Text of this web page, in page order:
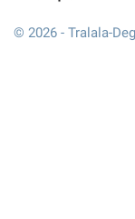
© 2026 - Tralala-